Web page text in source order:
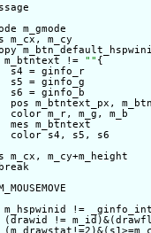
m_gmode
m_cx, m_cy
m_btntext != "" {
s4 = ginfo_r
s5 = ginfo_g
s6 = ginfo_b
pos m_btntext_px,
color m_r, m_g, m_b
mes m_btntext
color s4, s5, s6
m_cx, m_cy+m_height
m_hspwinid !=
(drawid !=